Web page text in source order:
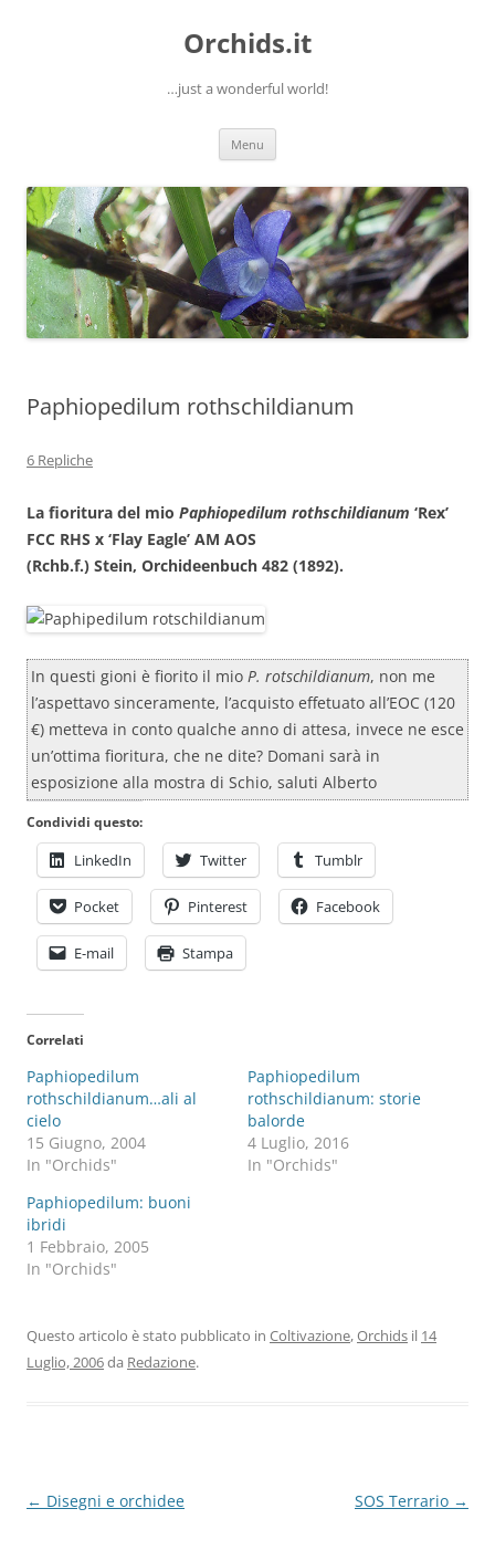
Orchids.it
…just a wonderful world!
Menu
Paphiopedilum rothschildianum
6 Repliche
La fioritura del mio Paphiopedilum rothschildianum ‘Rex’
FCC RHS x ‘Flay Eagle’ AM AOS
(Rchb.f.) Stein, Orchideenbuch 482 (1892).
In questi gioni è fiorito il mio P. rotschildianum, non me
l’aspettavo sinceramente, l’acquisto effetuato all’EOC (120
€) metteva in conto qualche anno di attesa, invece ne esce
un’ottima fioritura, che ne dite? Domani sarà in
esposizione alla mostra di Schio, saluti Alberto
Condividi questo:
LinkedIn Twitter Tumblr
Pocket Pinterest Facebook
E-mail Stampa
Correlati
Paphiopedilum
rothschildianum…ali al
cielo
15 Giugno, 2004
In "Orchids"
Paphiopedilum
rothschildianum: storie
balorde
4 Luglio, 2016
In "Orchids"
Paphiopedilum: buoni
ibridi
1 Febbraio, 2005
In "Orchids"
Questo articolo è stato pubblicato in Coltivazione,Orchids il 14
Luglio, 2006da Redazione.
Navigazione
← Disegni e orchidee SOS Terrario →